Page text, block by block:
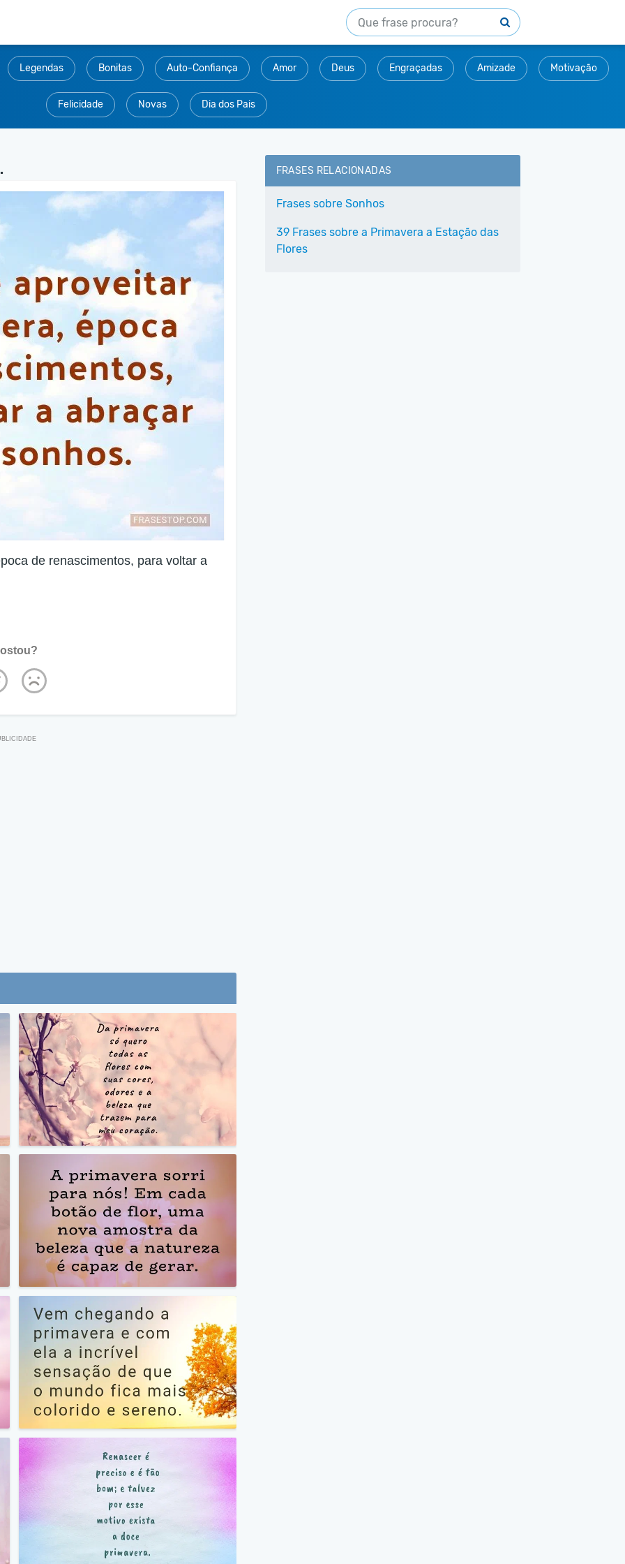
Legendas Bonitas Auto-Confiança Amor Deus Engraçadas Amizade Motivação
Felicidade Novas Dia dos Pais
de renascimentos, para voltar a
FRASES RELACIONADAS
Frases sobre Sonhos
39 Frases sobre a Primavera a Estação das
Flores